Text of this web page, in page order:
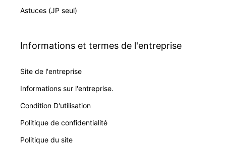
Astuces (JP seul)
Informations et termes de l'entreprise
Site de l'entreprise
Informations sur l'entreprise.
Condition D'utilisation
Politique de confidentialité
Politique du site